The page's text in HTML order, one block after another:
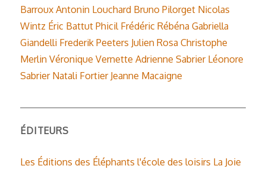
Barroux Antonin Louchard Bruno Pilorget Nicolas
Wintz Éric Battut Phicil Frédéric Rébéna Gabriella
Giandelli Frederik Peeters Julien Rosa Christophe
Merlin Véronique Vernette Adrienne Sabrier Léonore
Sabrier Natali Fortier Jeanne Macaigne
ÉDITEURS
Les Éditions des Éléphants l'école des loisirs La Joie